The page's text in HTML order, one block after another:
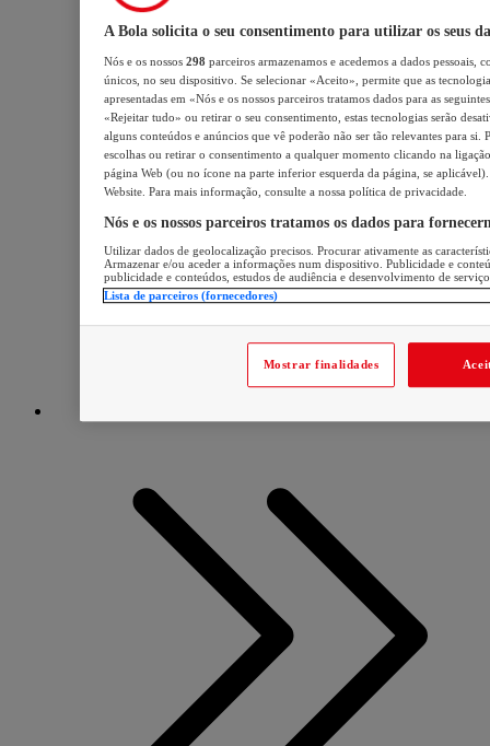
A Bola solicita o seu consentimento para utilizar os seus
Nós e os nossos 298 parceiros armazenamos e acedemos a dados pessoais,
únicos, no seu dispositivo. Se selecionar «Aceito», permite que as
apresentadas em «Nós e os nossos parceiros tratamos dados para as
«Rejeitar tudo» ou retirar o seu consentimento, estas tecnologias serão
alguns conteúdos e anúncios que vê poderão não ser tão relevantes para si.
escolhas ou retirar o consentimento a qualquer momento clicando na
página Web (ou no ícone na parte inferior esquerda da página, se aplicável).
Website. Para mais informação, consulte a nossa política de privacidade.
Nós e os nossos parceiros tratamos os dados para
Utilizar dados de geolocalização precisos. Procurar ativamente as
Armazenar e/ou aceder a informações num dispositivo. Publicidade e
publicidade e conteúdos, estudos de audiência e desenvolvimento de
Lista de parceiros (fornecedores)
Mostrar finalidades